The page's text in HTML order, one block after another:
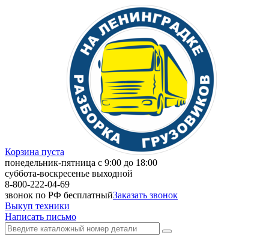
Корзина пуста
понедельник-пятница с 9:00 до 18:00
суббота-воскресенье выходной
8-800-222-04-69
звонок по РФ бесплатныйЗаказать звонок
Выкуп техники
Написать письмо